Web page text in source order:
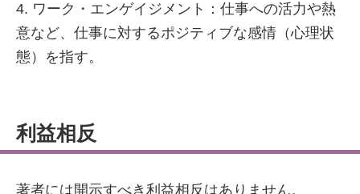
4. ワーク・エンゲイジメント：仕事への活力や熱
意など、仕事に対するポジティブな感情（心理状
態）を指す。
利益相反
著者には開示すべき利益相反はありません。